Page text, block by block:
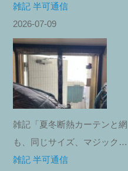
雑記 半可通信
2026-07-09
雑記「夏冬断熱カーテンと
も、同じサイズ、マジック…
雑記 半可通信